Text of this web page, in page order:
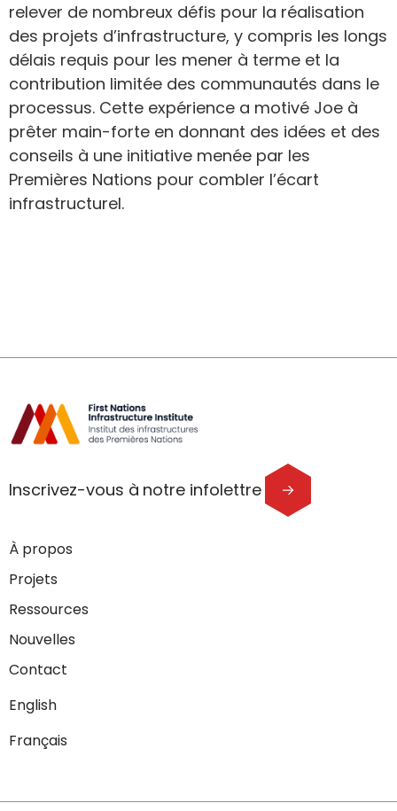
relever de nombreux défis pour la réalisation
des projets d’infrastructure, y compris les longs
délais requis pour les mener à terme et la
contribution limitée des communautés dans le
processus. Cette expérience a motivé Joe à
prêter main-forte en donnant des idées et des
conseils à une initiative menée par les
Premières Nations pour combler l’écart
infrastructurel.
Inscrivez-vous à notre infolettre
À propos
Projets
Ressources
Nouvelles
Contact
English
Français